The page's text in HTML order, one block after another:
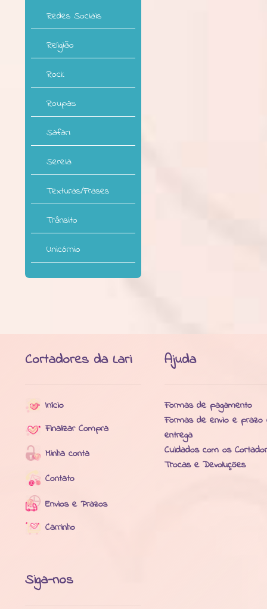
Redes Sociais
Religião
Rock
Roupas
Safari
Sereia
Texturas/Frases
Trânsito
Unicórnio
Cortadores da Lari
Início
Finalizar Compra
Minha conta
Contato
Envios e Prazos
Carrinho
Siga-nos
Ajuda
Formas de pagamento
Formas de envio e prazo
entrega
Cuidados com os
Trocas e Devoluções